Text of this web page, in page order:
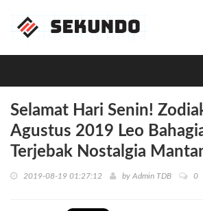
Selamat Hari Senin!
Agustus 2019 Leo
Terjebak Nostalgia
2019-08-19 01:27:12 by Admin TDB 0